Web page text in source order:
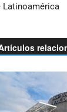
Latinoamérica